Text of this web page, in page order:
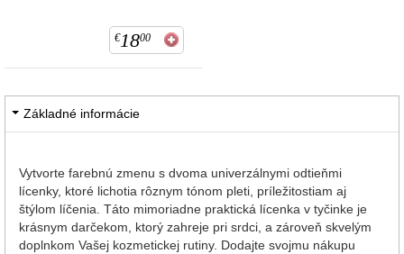
€1800
Základné informácie
Vytvorte farebnú zmenu s dvoma univerzálnymi odtieňmi
lícenky, ktoré lichotia rôznym tónom pleti, príležitostiam aj
štýlom líčenia. Táto mimoriadne praktická lícenka v tyčinke je
krásnym darčekom, ktorý zahreje pri srdci, a zároveň skvelým
doplnkom Vašej kozmetickej rutiny. Dodajte svojmu nákupu